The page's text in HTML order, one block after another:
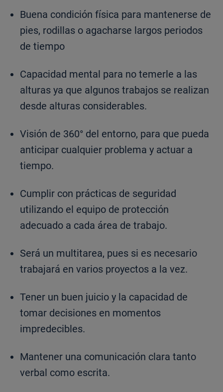
Buena condición física para mantenerse de
pies, rodillas o agacharse largos periodos
de tiempo
Capacidad mental para no temerle a las
alturas ya que algunos trabajos se realizan
desde alturas considerables.
Visión de 360° del entorno, para que pueda
anticipar cualquier problema y actuar a
tiempo.
Cumplir con prácticas de seguridad
utilizando el equipo de protección
adecuado a cada área de trabajo.
Será un multitarea, pues si es necesario
trabajará en varios proyectos a la vez.
Tener un buen juicio y la capacidad de
tomar decisiones en momentos
impredecibles.
Mantener una comunicación clara tanto
verbal como escrita.